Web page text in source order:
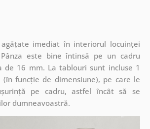
imediat în interiorul locuinței
Pânza este bine întinsă pe un cadru
de 16 mm. La tablouri sunt incluse 1
funcție de dimensiune), pe care le
pe cadru, astfel încât să se
dumneavoastră.